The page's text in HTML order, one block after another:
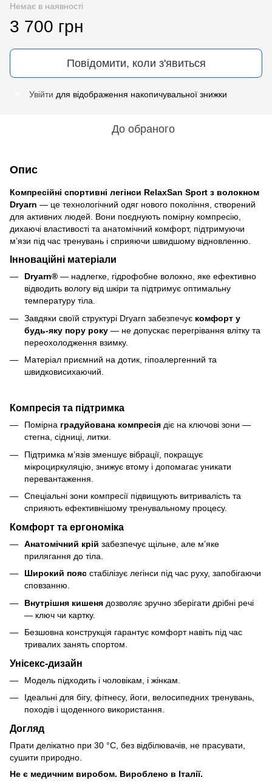
Немає в наявності
3 700 грн
Повідомити, коли з'явиться
Увійти для відображення накопичувальної знижки
До обраного
Опис
Компресійні спортивні легінси RelaxSan Sport з волокном
Dryarn — це технологічний одяг нового покоління, створений
для активних людей. Вони поєднують помірну компресію,
дихаючі властивості та анатомічний комфорт, підтримуючи
м’язи під час тренувань і сприяючи швидшому відновленню.
Інноваційні матеріали
Dryarn® — надлегке, гідрофобне волокно, яке ефективно
відводить вологу від шкіри та підтримує оптимальну
температуру тіла.
Завдяки своїй структурі Dryarn забезпечує комфорт у
будь-яку пору року — не допускає перегрівання влітку та
переохолодження взимку.
Матеріал приємний на дотик, гіпоалергенний та
швидковисихаючий.
Компресія та підтримка
Помірна градуйована компресія діє на ключові зони —
стегна, сідниці, литки.
Підтримка м’язів зменшує вібрації, покращує
мікроциркуляцію, знижує втому і допомагає уникати
перевантаження.
Спеціальні зони компресії підвищують витривалість та
сприяють ефективнішому тренувальному процесу.
Комфорт та ергономіка
Анатомічний крій забезпечує щільне, але м’яке
прилягання до тіла.
Широкий пояс стабілізує легінси під час руху, запобігаючи
сповзанню.
Внутрішня кишеня дозволяє зручно зберігати дрібні речі
— ключ чи картку.
Безшовна конструкція гарантує комфорт навіть під час
тривалих занять спортом.
Унісекс-дизайн
Модель підходить і чоловікам, і жінкам.
Ідеальні для бігу, фітнесу, йоги, велосипедних тренувань,
походів і щоденного використання.
Догляд
Прати делікатно при 30 °C, без відбілювачів, не прасувати,
сушити природно.
Не є медичним виробом. Вироблено в Італії.